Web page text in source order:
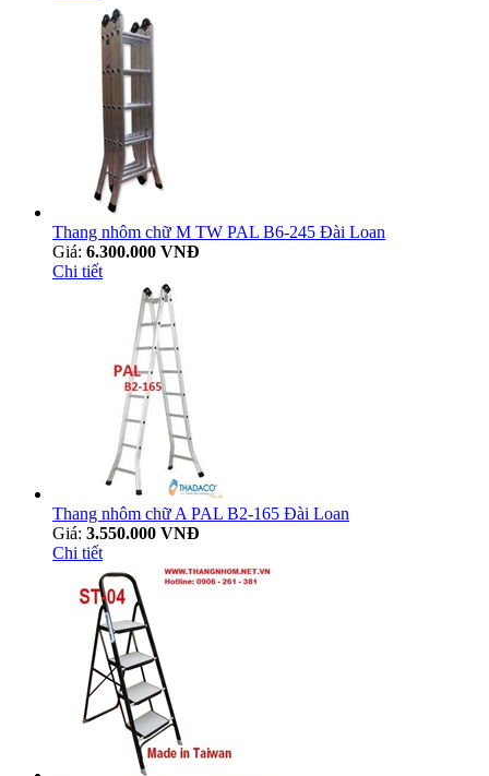
Thang nhôm chữ M TW PAL B6-245 Đài Loan
Giá: 6.300.000 VNĐ
Chi tiết
Thang nhôm chữ A PAL B2-165 Đài Loan
Giá: 3.550.000 VNĐ
Chi tiết